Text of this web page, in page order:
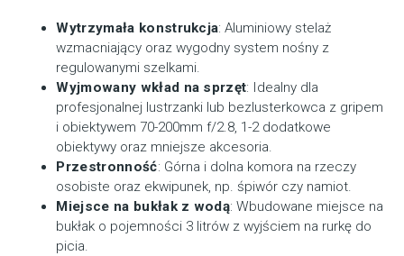
Wytrzymała konstrukcja: Aluminiowy stelaż
wzmacniający oraz wygodny system nośny z
regulowanymi szelkami.
Wyjmowany wkład na sprzęt: Idealny dla
profesjonalnej lustrzanki lub bezlusterkowca z gripem
i obiektywem 70-200mm f/2.8, 1-2 dodatkowe
obiektywy oraz mniejsze akcesoria.
Przestronność: Górna i dolna komora na rzeczy
osobiste oraz ekwipunek, np. śpiwór czy namiot.
Miejsce na bukłak z wodą: Wbudowane miejsce na
bukłak o pojemności 3 litrów z wyjściem na rurkę do
picia.